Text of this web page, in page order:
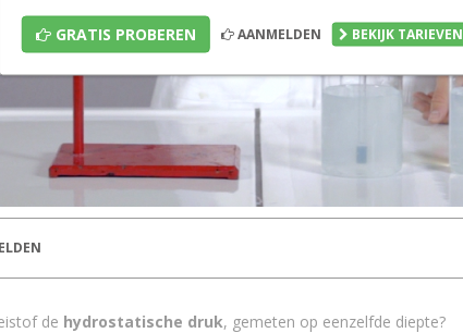
GRATIS PROBEREN AANMELDEN BEKIJK TARIEVEN
de hydrostatische druk, gemeten op eenzelfde diepte?